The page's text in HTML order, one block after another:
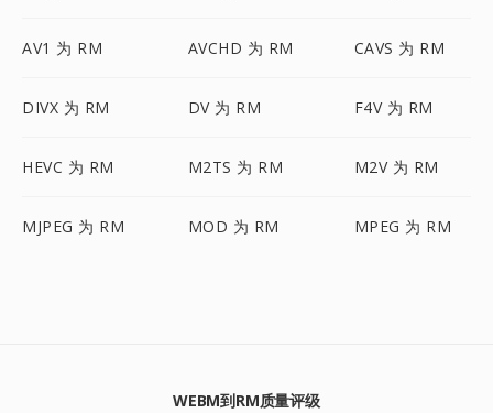
AV1 为 RM AVCHD 为 RM CAVS 为 RM
DIVX 为 RM DV 为 RM F4V 为 RM
HEVC 为 RM M2TS 为 RM M2V 为 RM
MJPEG 为 RM MOD 为 RM MPEG 为 RM
WEBM到RM质量评级